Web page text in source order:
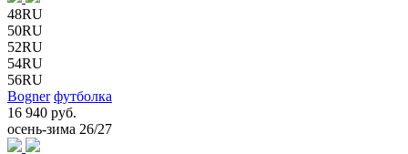
48RU
50RU
52RU
54RU
56RU
Bogner футболка
16 940 руб.
осень-зима 26/27